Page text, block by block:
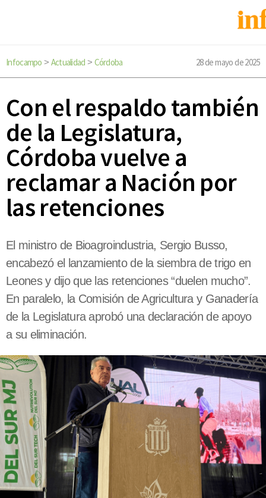
Infocampo > Actualidad > Córdoba 28 de mayo de 2025
Con el respaldo también
de la Legislatura,
Córdoba vuelve a
reclamar a Nación por
las retenciones
El ministro de Bioagroindustria, Sergio Busso,
encabezó el lanzamiento de la siembra de trigo en
Leones y dijo que las retenciones “duelen mucho”.
En paralelo, la Comisión de Agricultura y Ganadería
de la Legislatura aprobó una declaración de apoyo
a su eliminación.